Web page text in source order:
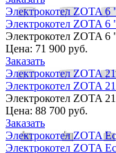
Электрокотел ZOTA
Электрокотел ZOTA
Электрокотел ZOTA
Цена: 71 900 руб.
Заказать
Электрокотел ZOTA
Электрокотел ZOTA
Электрокотел ZOTA
Цена: 88 700 руб.
Заказать
Электрокотел ZOTA
Электрокотел ZOTA